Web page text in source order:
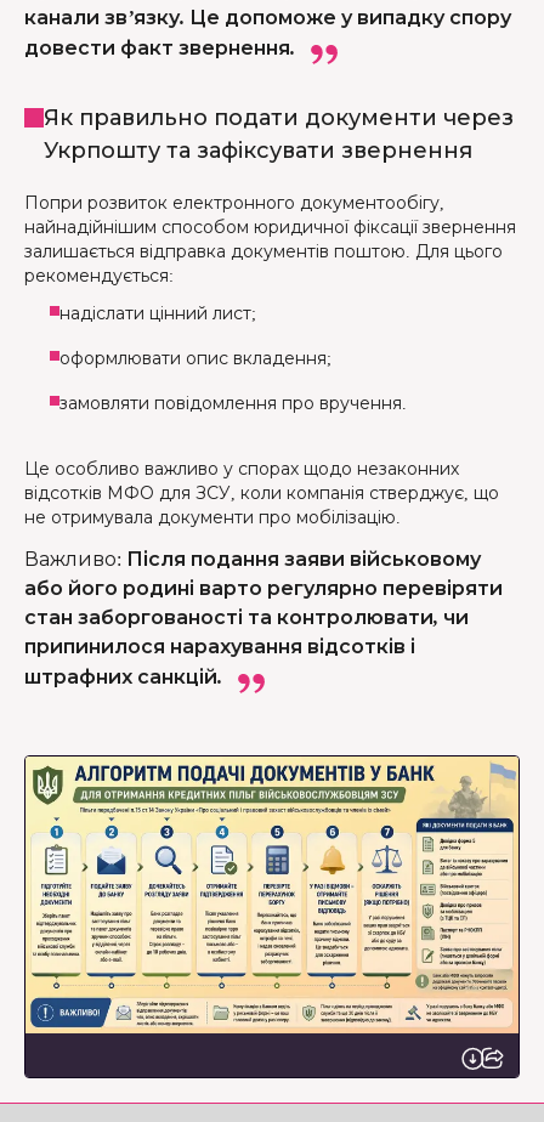
канали зв’язку. Це допоможе у випадку спору
довести факт звернення.
Як правильно подати документи через
Укрпошту та зафіксувати звернення
Попри розвиток електронного документообігу,
найнадійнішим способом юридичної фіксації звернення
залишається відправка документів поштою. Для цього
рекомендується:
надіслати цінний лист;
оформлювати опис вкладення;
замовляти повідомлення про вручення.
Це особливо важливо у спорах щодо незаконних
відсотків МФО для ЗСУ, коли компанія стверджує, що
не отримувала документи про мобілізацію.
Важливо: Після подання заяви військовому
або його родині варто регулярно перевіряти
стан заборгованості та контролювати, чи
припинилося нарахування відсотків і
штрафних санкцій.